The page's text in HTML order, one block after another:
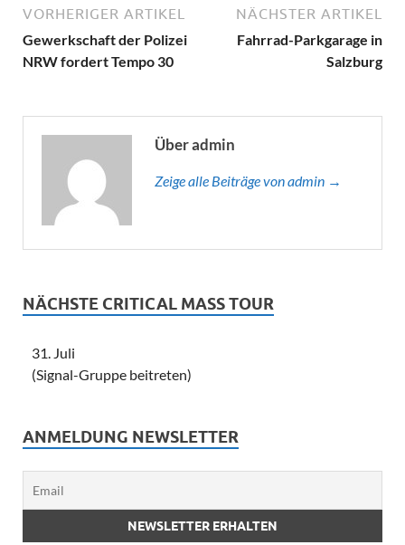
VORHERIGER ARTIKEL
Gewerkschaft der Polizei
NRW fordert Tempo 30
NÄCHSTER ARTIKEL
Fahrrad-Parkgarage in
Salzburg
Über admin
Zeige alle Beiträge von admin →
NÄCHSTE CRITICAL MASS TOUR
31. Juli
(Signal-Gruppe beitreten)
ANMELDUNG NEWSLETTER